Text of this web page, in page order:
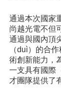
通過本次國家
尚越光電不但
通過與國內頂
（duì）的合
術創新能力，
一支具有國際
才團隊提供了